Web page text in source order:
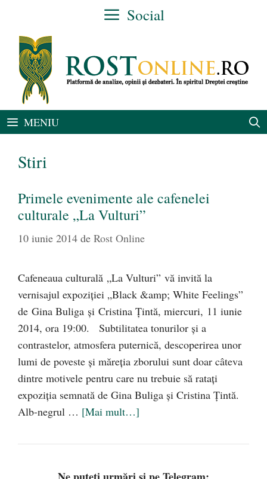
conținut
Social
MENIU
Stiri
Primele evenimente ale cafenelei
culturale „La Vulturi”
10 iunie 2014 de Rost Online
Cafeneaua culturală „La Vulturi” vă invită la
vernisajul expoziţiei „Black &amp; White Feelings”
de Gina Buliga şi Cristina Ţintă, miercuri, 11 iunie
2014, ora 19:00. Subtilitatea tonurilor şi a
contrastelor, atmosfera puternică, descoperirea unor
lumi de poveste şi măreţia zborului sunt doar câteva
dintre motivele pentru care nu trebuie să rataţi
expoziţia semnată de Gina Buliga și Cristina Ţintă.
Alb-negrul … [Mai mult…]